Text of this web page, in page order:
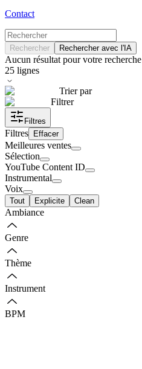
Contact
Rechercher Rechercher avec l'IA
Aucun résultat pour votre recherche
25 lignes
Trier par
Filtrer
Filtres
Filtres Effacer
Meilleures ventes
Sélection
YouTube Content ID
Instrumental
Voix
Tout Explicite Clean
Ambiance
Genre
Thème
Instrument
BPM